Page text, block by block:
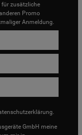
für zusätzliche
Promo
Anmeldung.
.
GmbH meine